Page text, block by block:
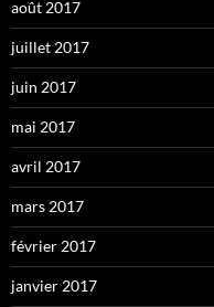
août 2017
juillet 2017
juin 2017
mai 2017
avril 2017
mars 2017
février 2017
janvier 2017